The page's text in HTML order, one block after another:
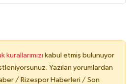
kurallarımızı kabul etmiş bulunuyor
Yazılan yorumlardan
/ Rizespor Haberleri / Son